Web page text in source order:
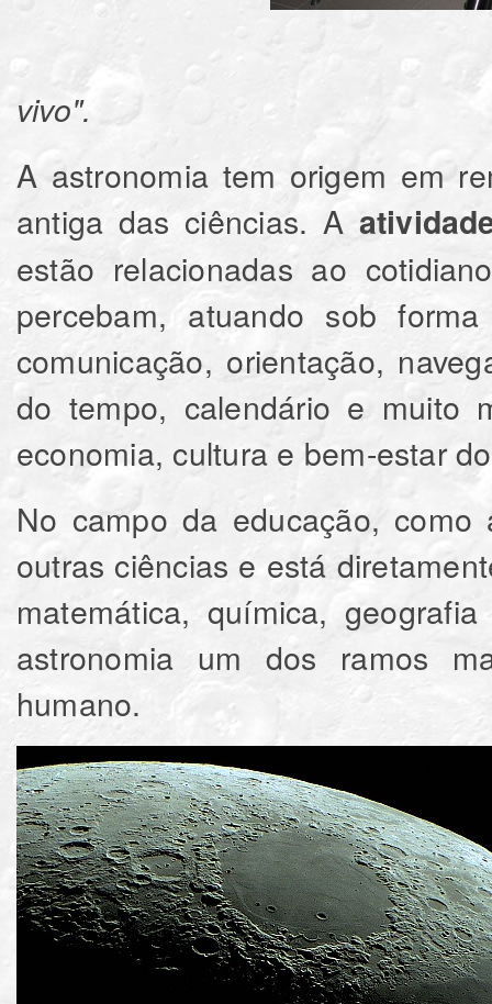
vivo".
A astronomia tem origem em
antiga das ciências. A
estão relacionadas ao
percebam, atuando sob
comunicação, orientação,
do tempo, calendário e muito
economia, cultura e bem-estar
No campo da educação,
outras ciências e está
matemática, química,
astronomia um dos ramos
humano.